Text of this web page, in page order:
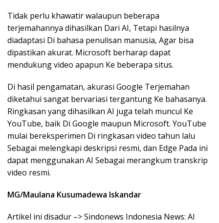
Tidak perlu khawatir walaupun beberapa
terjemahannya dihasilkan Dari AI, Tetapi hasilnya
diadaptasi Di bahasa penulisan manusia, Agar bisa
dipastikan akurat. Microsoft berharap dapat
mendukung video apapun Ke beberapa situs.
Di hasil pengamatan, akurasi Google Terjemahan
diketahui sangat bervariasi tergantung Ke bahasanya.
Ringkasan yang dihasilkan AI juga telah muncul Ke
YouTube, baik Di Google maupun Microsoft. YouTube
mulai bereksperimen Di ringkasan video tahun lalu
Sebagai melengkapi deskripsi resmi, dan Edge Pada ini
dapat menggunakan AI Sebagai merangkum transkrip
video resmi.
MG/Maulana Kusumadewa Iskandar
Artikel ini disadur –> Sindonews Indonesia News: AI